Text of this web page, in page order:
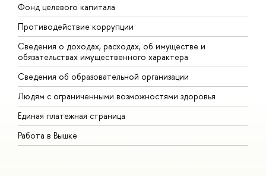
Фонд целевого капитала
Противодействие коррупции
Сведения о доходах, расходах, об имуществе и
обязательствах имущественного характера
Сведения об образовательной организации
Людям с ограниченными возможностями здоровья
Единая платежная страница
Работа в Вышке